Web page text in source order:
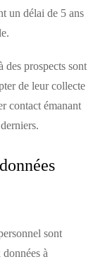
un délai de 5 ans
des prospects sont
de leur collecte
contact émanant
sont
à